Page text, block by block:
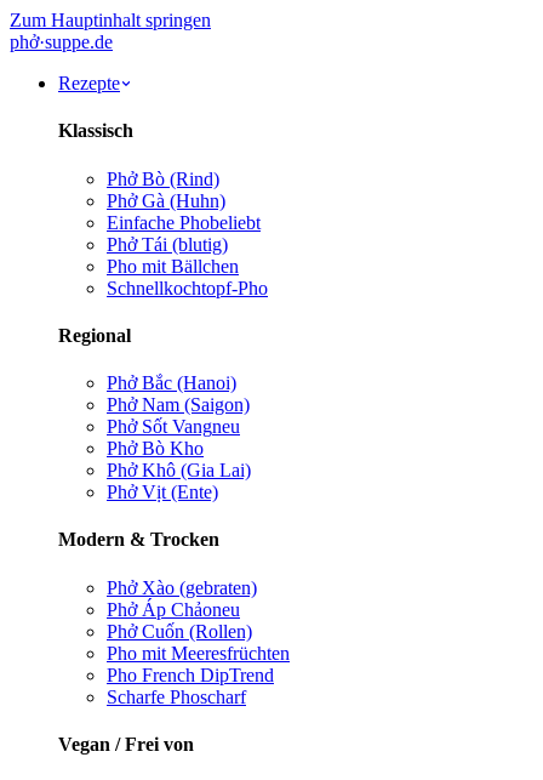
Zum Hauptinhalt springen
phở·suppe.de
Rezepte
Klassisch
Phở Bò (Rind)
Phở Gà (Huhn)
Einfache Phobeliebt
Phở Tái (blutig)
Pho mit Bällchen
Schnellkochtopf-Pho
Regional
Phở Bắc (Hanoi)
Phở Nam (Saigon)
Phở Sốt Vangneu
Phở Bò Kho
Phở Khô (Gia Lai)
Phở Vịt (Ente)
Modern & Trocken
Phở Xào (gebraten)
Phở Áp Chảoneu
Phở Cuốn (Rollen)
Pho mit Meeresfrüchten
Pho French DipTrend
Scharfe Phoscharf
Vegan / Frei von